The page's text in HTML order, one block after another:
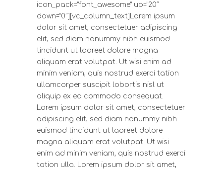
icon_pack=”font_awesome” up=”20″
down=”0″][vc_column_text]Lorem ipsum
dolor sit amet, consectetuer adipiscing
elit, sed diam nonummy nibh euismod
tincidunt ut laoreet dolore magna
aliquam erat volutpat. Ut wisi enim ad
minim veniam, quis nostrud exerci tation
ullamcorper suscipit lobortis nisl ut
aliquip ex ea commodo consequat.
Lorem ipsum dolor sit amet, consectetuer
adipiscing elit, sed diam nonummy nibh
euismod tincidunt ut laoreet dolore
magna aliquam erat volutpat. Ut wisi
enim ad minim veniam, quis nostrud exerci
tation ulla. Lorem ipsum dolor sit amet,